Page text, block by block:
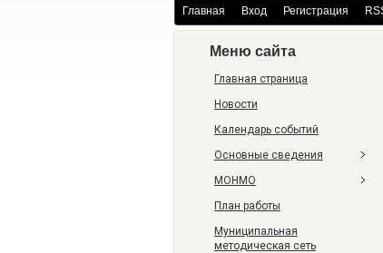
Главная Вход Регистрация
Меню сайта
Главная страница
Новости
Календарь событий
Основные сведения
МОНМО
План работы
Муниципальная
методическая сеть